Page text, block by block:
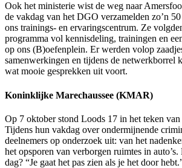
Ook het ministerie wist de weg naar
de vakdag van het DGO verzamelden zo’n
ons trainings- en ervaringscentrum. Ze
programma vol kennisdeling, trainingen en
op ons (B)oefenplein. Er werden volop
samenwerkingen en tijdens de netwerkborrel
wat mooie gesprekken uit voort.
Koninklijke Marechaussee (KMAR)
Op 7 oktober stond Loods 17 in het teken van
Tijdens hun vakdag over ondermijnende
deelnemers op onderzoek uit: van het
het opsporen van verborgen ruimtes in
dag? “Je gaat het pas zien als je het door